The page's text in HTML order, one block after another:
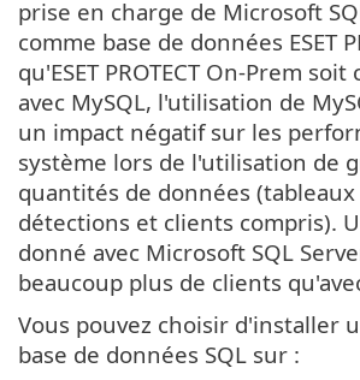
prise en charge de Microsoft
comme base de données ESET
qu'ESET PROTECT On-Prem
avec MySQL, l'utilisation de
un impact négatif sur les
système lors de l'utilisation de
quantités de données
détections et clients compris).
donné avec Microsoft SQL
beaucoup plus de clients
Vous pouvez choisir d'installer
base de données SQL sur :